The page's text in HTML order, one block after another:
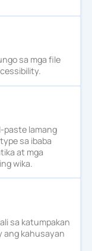
sa mga file
paste lamang
sa ibaba
at mga
wika.
sa katumpakan
ang kahusayan